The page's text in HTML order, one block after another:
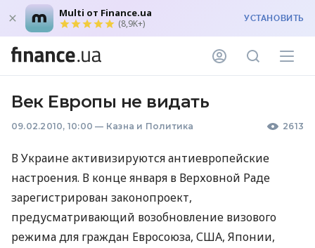
Multi от Finance.ua
(8,9K+) УСТАНОВИТЬ
Век Европы не видать
09.02.2010, 10:00 — Казна и Политика 2613
В Украине активизируются антиевропейские
настроения. В конце января в Верховной Раде
зарегистрирован законопроект,
предусматривающий возобновление визового
режима для граждан Евросоюза, США, Японии,